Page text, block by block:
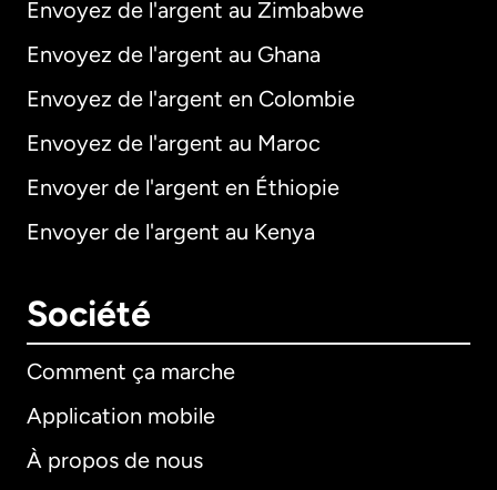
Envoyez de l'argent au Zimbabwe
Envoyez de l'argent au Ghana
Envoyez de l'argent en Colombie
Envoyez de l'argent au Maroc
Envoyer de l'argent en Éthiopie
Envoyer de l'argent au Kenya
Société
Comment ça marche
Application mobile
À propos de nous